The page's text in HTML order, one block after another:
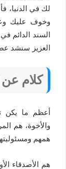
لك في الدنيا،
وخوف عليك
السند الدائم
العزيز سنشد
كلام عن
أعظم ما يكن
والأخوة، هم
همهم
هم الأصدقاء